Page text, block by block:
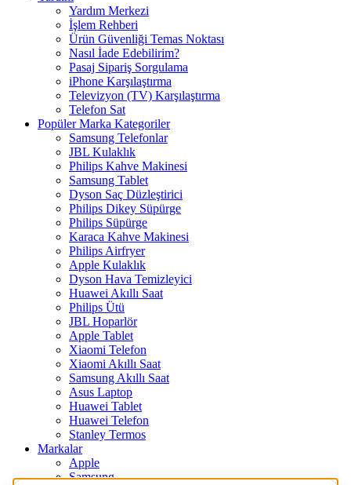
Yardım Merkezi
İşlem Rehberi
Ürün Güvenliği Temas Noktası
Nasıl İade Edebilirim?
Pasaj Sipariş Sorgulama
iPhone Karşılaştırma
Televizyon (TV) Karşılaştırma
Telefon Sat
Popüler Marka Kategoriler
Samsung Telefonlar
JBL Kulaklık
Philips Kahve Makinesi
Samsung Tablet
Dyson Saç Düzleştirici
Philips Dikey Süpürge
Philips Süpürge
Karaca Kahve Makinesi
Philips Airfryer
Apple Kulaklık
Dyson Hava Temizleyici
Huawei Akıllı Saat
Philips Ütü
JBL Hoparlör
Apple Tablet
Xiaomi Telefon
Xiaomi Akıllı Saat
Samsung Akıllı Saat
Asus Laptop
Huawei Tablet
Huawei Telefon
Stanley Termos
Markalar
Apple
Samsung